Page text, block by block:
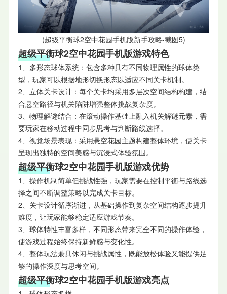
(超级平衡球2空中花园手机版新手攻略-截图5)
超级平衡球2空中花园手机版游戏特色
1、多形态球体系统：包含多种具有不同物理属性的球体类
型，玩家可以根据地形切换形态以适应不同关卡机制。
2、立体关卡设计：每个关卡均采用多层次空间结构构建，结
合悬空路径与机关陷阱增强整体挑战复杂度。
3、物理解谜结合：在滚动操作基础上融入机关解谜元素，需
要玩家在移动过程中同步思考与判断路线选择。
4、视觉场景表现：采用悬空花园主题构建整体环境，使关卡
呈现出独特的空间美感与沉浸式体验氛围。
超级平衡球2空中花园手机版游戏优势
1、操作机制简单但挑战性强，玩家需要在控制平衡与路线选
择之间不断调整策略以完成关卡目标。
2、关卡设计循序渐进，从基础操作到复杂空间结构逐步提升
难度，让玩家能够稳定适应游戏节奏。
3、球体特性丰富多样，不同形态带来完全不同的操作体验，
使游戏过程始终保持新鲜感与变化性。
4、整体玩法兼具休闲与挑战属性，既能放松体验又能提供足
够的操作深度与思考空间。
超级平衡球2空中花园手机版游戏亮点